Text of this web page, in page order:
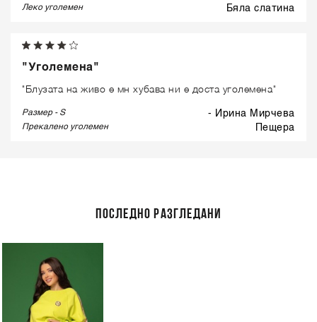
Леко уголемен бяла слатина
"Уголемена"
"Блузата на живо е мн хубава ни е доста уголемена"
Размер - S - Ирина Мирчева
Прекалено уголемен пещера
ПОСЛЕДНО РАЗГЛЕДАНИ